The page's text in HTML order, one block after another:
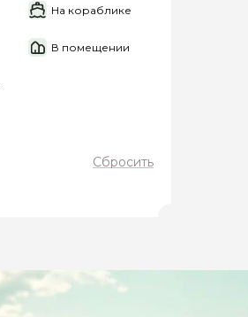
На кораблике
В помещении
Сбросить
персональных данных